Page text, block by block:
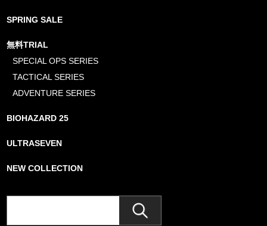
SPRING SALE
無料TRIAL
SPECIAL OPS SERIES
TACTICAL SERIES
ADVENTURE SERIES
BIOHAZARD 25
ULTRASEVEN
NEW COLLECTION